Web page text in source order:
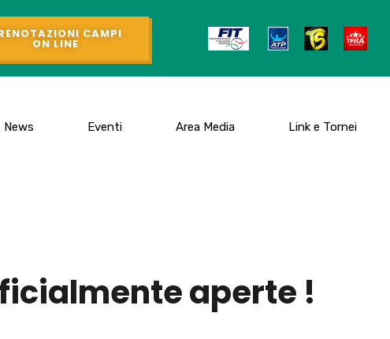
CAMPI
ON LINE
News Eventi Area Media
Link e Tornei
aperte !